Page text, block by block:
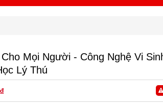
Mọi Người - Công Nghệ Vi
Lý Thú